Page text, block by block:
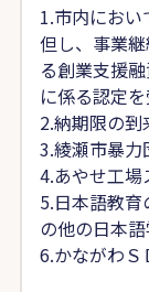
1.市内におい
但し、事業
る創業支援
に係る認定
2.納期限の到
3.綾瀬市暴
4.あやせ工
5.日本語教
の他の日本
6.かながわ